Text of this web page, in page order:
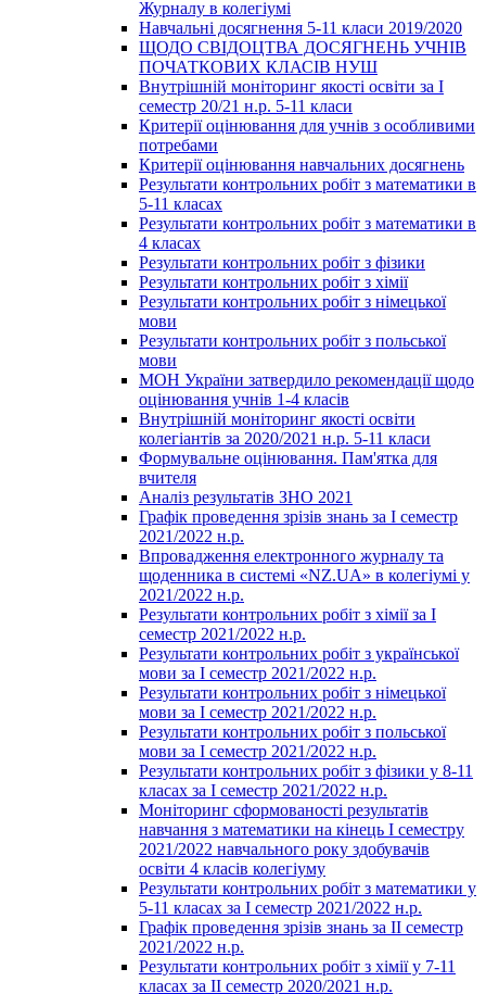
Журналу в колегіумі
Навчальні досягнення 5-11 класи 2019/2020
ЩОДО СВІДОЦТВА ДОСЯГНЕНЬ УЧНІВ
ПОЧАТКОВИХ КЛАСІВ НУШ
Внутрішній моніторинг якості освіти за І
семестр 20/21 н.р. 5-11 класи
Критерії оцінювання для учнів з особливими
потребами
Критерії оцінювання навчальних досягнень
Результати контрольних робіт з математики в
5-11 класах
Результати контрольних робіт з математики в
4 класах
Результати контрольних робіт з фізики
Результати контрольних робіт з хімії
Результати контрольних робіт з німецької
мови
Результати контрольних робіт з польської
мови
МОН України затвердило рекомендації щодо
оцінювання учнів 1-4 класів
Внутрішній моніторинг якості освіти
колегіантів за 2020/2021 н.р. 5-11 класи
Формувальне оцінювання. Пам'ятка для
вчителя
Аналіз результатів ЗНО 2021
Графік проведення зрізів знань за І семестр
2021/2022 н.р.
Впровадження електронного журналу та
щоденника в системі «NZ.UA» в колегіумі у
2021/2022 н.р.
Результати контрольних робіт з хімії за І
семестр 2021/2022 н.р.
Результати контрольних робіт з української
мови за І семестр 2021/2022 н.р.
Результати контрольних робіт з німецької
мови за І семестр 2021/2022 н.р.
Результати контрольних робіт з польської
мови за І семестр 2021/2022 н.р.
Результати контрольних робіт з фізики у 8-11
класах за І семестр 2021/2022 н.р.
Моніторинг сформованості результатів
навчання з математики на кінець І семестру
2021/2022 навчального року здобувачів
освіти 4 класів колегіуму
Результати контрольних робіт з математики у
5-11 класах за І семестр 2021/2022 н.р.
Графік проведення зрізів знань за ІІ семестр
2021/2022 н.р.
Результати контрольних робіт з хімії у 7-11
класах за ІІ семестр 2020/2021 н.р.